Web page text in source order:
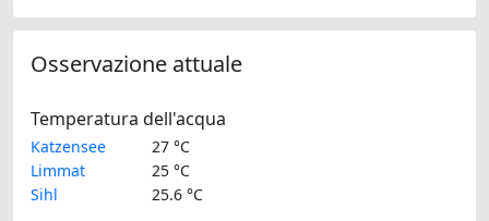
Osservazione attuale
Temperatura dell'acqua
Katzensee
27 °C
Limmat
25 °C
Sihl
25.6 °C